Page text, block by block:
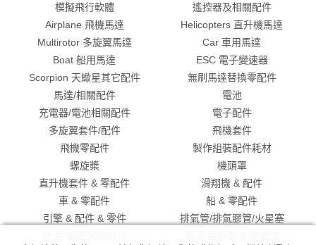
模擬飛行軟體
遙控器及相關配件
Airplane 飛機馬達
Helicopters 直升機馬達
Multirotor 多旋翼馬達
Car 車用馬達
Boat 船用馬達
ESC 電子變速器
Scorpion 天蠍星其它配件
無刷馬達替換零配件
馬達/相關配件
電池
充電器/電池相關配件
電子配件
多旋翼套件/配件
飛機套件
飛機零配件
製作組裝配件耗材
螺旋槳
機頭罩
直升機套件 & 零配件
滑翔機 & 配件
車 & 零配件
船 & 零配件
引擎 & 配件 & 零件
排氣管/排氣膠管/火星塞